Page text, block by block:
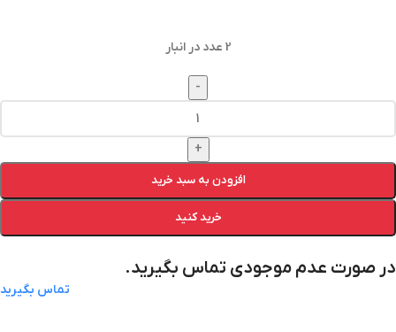
2 عدد در انبار
-
+
افزودن به سبد خرید
خرید کنید
در صورت عدم موجودی تماس بگیرید.
تماس بگیرید